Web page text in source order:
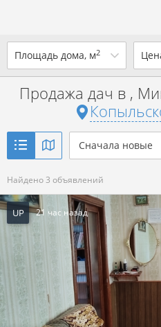
Площадь дома, м2
от до
Показать 3 объявления
от
р. за всё
Продажа дач в ,
Сначала новые
Найдено 3 объявлений
UP 21 час назад
Ваш город -
Да